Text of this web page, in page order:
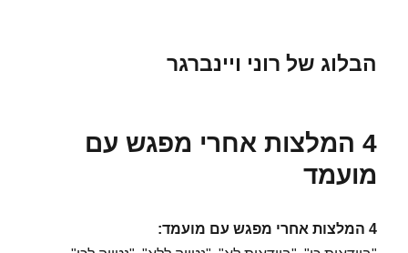
הבלוג של רוני ויינברגר
4 המלצות אחרי מפגש עם
מועמד
4 המלצות אחרי מפגש עם מועמד: